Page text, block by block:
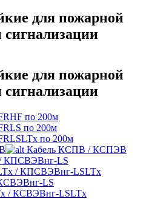
для пожарной
сигнализации
для пожарной
сигнализации
по 200м
по 200м
по 200м
Кабель КСПВ / КСПЭВ
КПСВЭВнг-LS
/ КПСВЭВнг-LSLTx
LS
/ КСВЭВнг-LSLTx